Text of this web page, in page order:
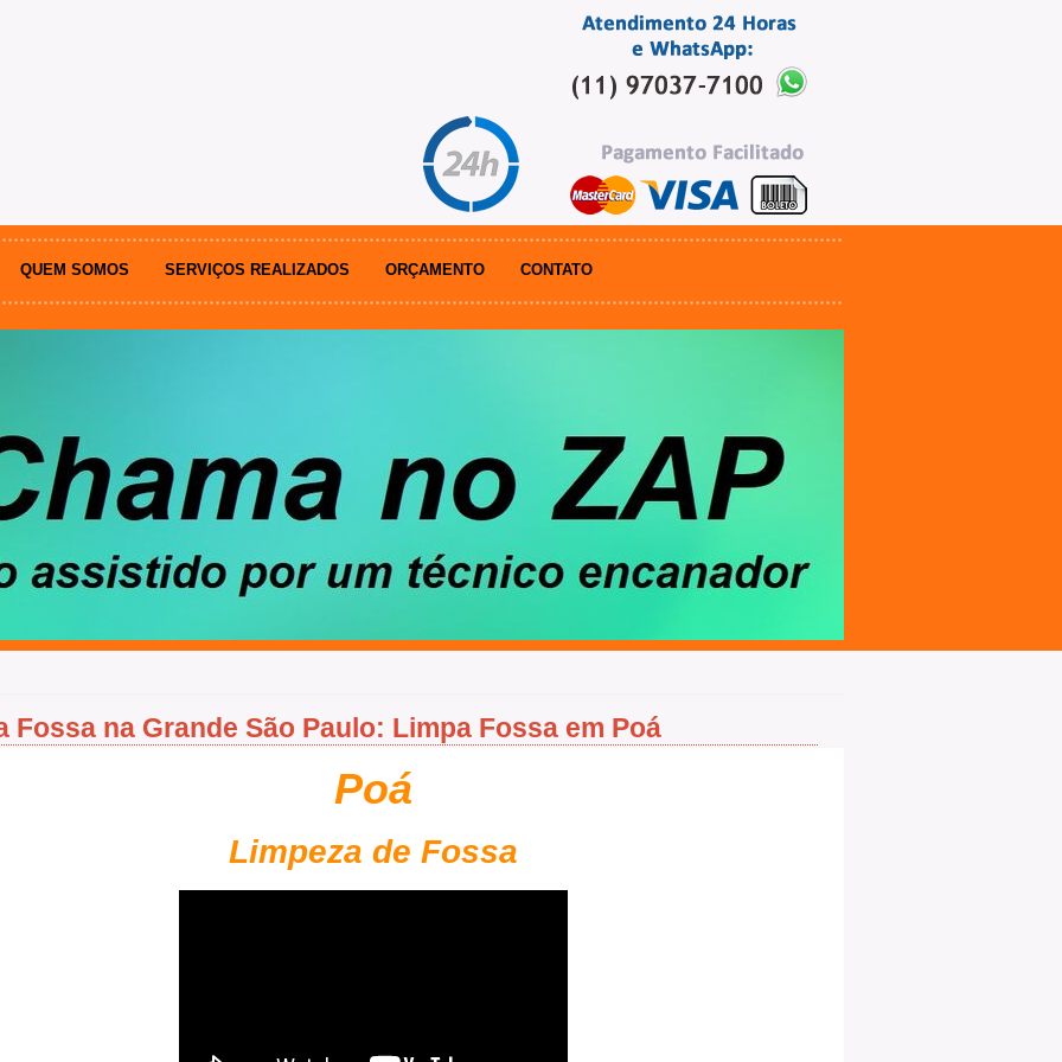
QUEM SOMOS SERVIÇOS REALIZADOS ORÇAMENTO CONTATO
Fossa na Grande São Paulo: Limpa Fossa em Poá
Poá
Limpeza de Fossa